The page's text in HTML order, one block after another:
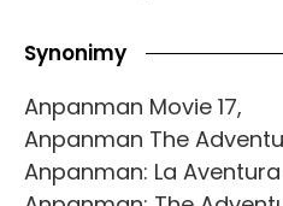
Synonimy
Anpanman Movie 17,
Anpanman The
Anpanman: La